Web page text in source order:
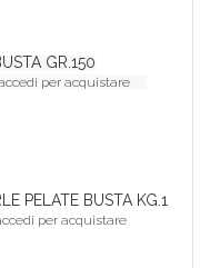
GR.150
per acquistare
PELATE BUSTA KG.1
per acquistare